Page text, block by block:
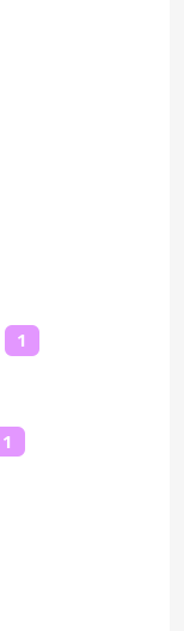
1
1